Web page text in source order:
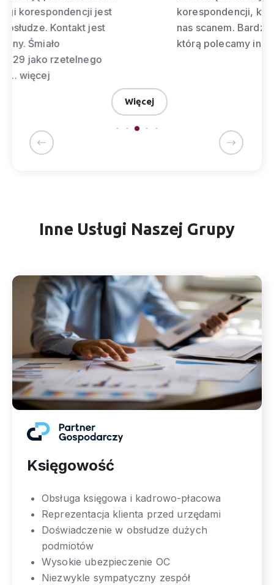
korespondencji, która później jest wysyłana do
nas scanem. Bardzo miła i rzetelna obsługa,
którą polecamy innym firmom. ” więcej
Więcej
Inne Usługi Naszej Grupy
Księgowość
Obsługa księgowa i kadrowo-płacowa
Reprezentacja klienta przed urzędami
Doświadczenie w obsłudze dużych
podmiotów
Wysokie ubezpieczenie OC
Niezwykle sympatyczny zespół